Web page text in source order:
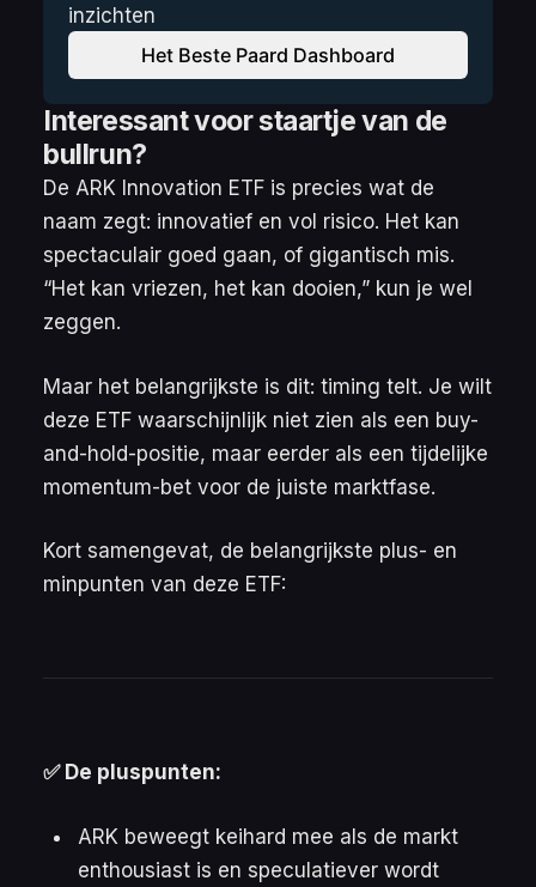
inzichten
Het Beste Paard Dashboard
Interessant voor staartje van de
bullrun?
De ARK Innovation ETF is precies wat de
naam zegt: innovatief en vol risico. Het kan
spectaculair goed gaan, of gigantisch mis.
“Het kan vriezen, het kan dooien,” kun je wel
zeggen.
Maar het belangrijkste is dit: timing telt. Je wilt
deze ETF waarschijnlijk niet zien als een buy-
and-hold-positie, maar eerder als een tijdelijke
momentum-bet voor de juiste marktfase.
Kort samengevat, de belangrijkste plus- en
minpunten van deze ETF:
✅ De pluspunten:
ARK beweegt keihard mee als de markt
enthousiast is en speculatiever wordt